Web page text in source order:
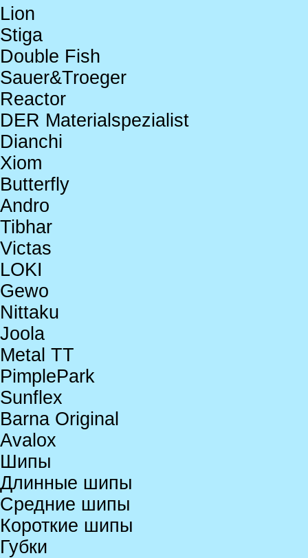
Lion
Stiga
Double Fish
Sauer&Troeger
Reactor
DER Materialspezialist
Dianchi
Xiom
Butterfly
Andro
Tibhar
Victas
LOKI
Gewo
Nittaku
Joola
Metal TT
PimplePark
Sunflex
Barna Original
Avalox
Шипы
Длинные шипы
Средние шипы
Короткие шипы
Губки